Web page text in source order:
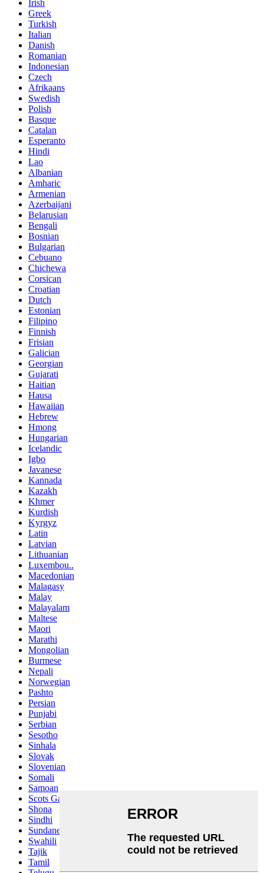
Irish
Greek
Turkish
Italian
Danish
Romanian
Indonesian
Czech
Afrikaans
Swedish
Polish
Basque
Catalan
Esperanto
Hindi
Lao
Albanian
Amharic
Armenian
Azerbaijani
Belarusian
Bengali
Bosnian
Bulgarian
Cebuano
Chichewa
Corsican
Croatian
Dutch
Estonian
Filipino
Finnish
Frisian
Galician
Georgian
Gujarati
Haitian
Hausa
Hawaiian
Hebrew
Hmong
Hungarian
Icelandic
Igbo
Javanese
Kannada
Kazakh
Khmer
Kurdish
Kyrgyz
Latin
Latvian
Lithuanian
Luxembou..
Macedonian
Malagasy
Malay
Malayalam
Maltese
Maori
Marathi
Mongolian
Burmese
Nepali
Norwegian
Pashto
Persian
Punjabi
Serbian
Sesotho
Sinhala
Slovak
Slovenian
Somali
Samoan
Scots Gaelic
Shona
Sindhi
Sundanese
Swahili
Tajik
Tamil